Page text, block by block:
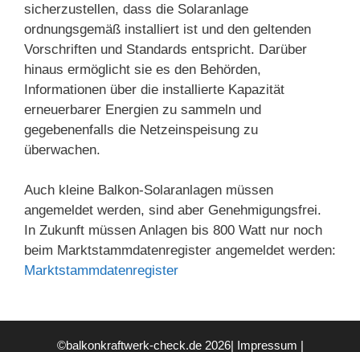
sicherzustellen, dass die Solaranlage
ordnungsgemäß installiert ist und den geltenden
Vorschriften und Standards entspricht. Darüber
hinaus ermöglicht sie es den Behörden,
Informationen über die installierte Kapazität
erneuerbarer Energien zu sammeln und
gegebenenfalls die Netzeinspeisung zu
überwachen.
Auch kleine Balkon-Solaranlagen müssen
angemeldet werden, sind aber Genehmigungsfrei.
In Zukunft müssen Anlagen bis 800 Watt nur noch
beim Marktstammdatenregister angemeldet werden:
Marktstammdatenregister
©balkonkraftwerk-check.de 2026| Impressum |